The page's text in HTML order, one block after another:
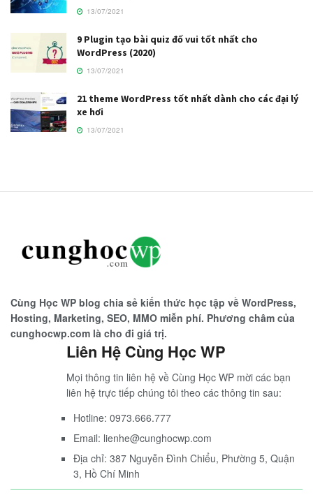
13/07/2021
9 Plugin tạo bài quiz đố vui tốt nhất cho
WordPress (2020)
13/07/2021
21 theme WordPress tốt nhất dành cho các đại lý
xe hơi
13/07/2021
Cùng Học WP blog chia sẻ kiến thức học tập về WordPress,
Hosting, Marketing, SEO, MMO miễn phí. Phương châm của
cunghocwp.com là cho đi giá trị.
Liên Hệ Cùng Học WP
Mọi thông tin liên hệ về Cùng Học WP mời các bạn
liên hệ trực tiếp chúng tôi theo các thông tin sau:
Hotline: 0973.666.777
Email: lienhe@cunghocwp.com
Địa chỉ: 387 Nguyễn Đình Chiểu, Phường 5, Quận
3, Hồ Chí Minh